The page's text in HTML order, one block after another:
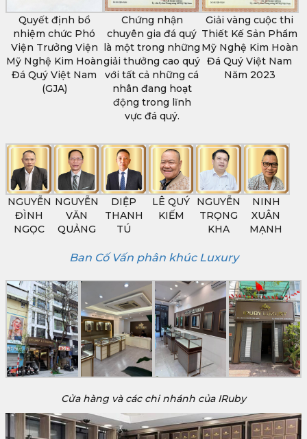
Quyết định bổ
nhiệm chức Phó
Viện Trưởng Viện
Mỹ Nghệ Kim Hoàn
Đá Quý Việt Nam
(GJA)
Chứng nhận
chuyên gia đá quý
là một trong những
giải thưởng cao quý
với tất cả những cá
nhân đang hoạt
động trong lĩnh
vực đá quý.
Giải vàng cuộc thi
Thiết Kế Sản Phẩm
Mỹ Nghệ Kim Hoàn
Đá Quý Việt Nam
Năm 2023
NGUYỄN
ĐÌNH
NGỌC
NGUYỄN
VĂN
QUẢNG
DIỆP
THANH
TÚ
LÊ QUÝ
KIẾM
NGUYỄN
TRỌNG
KHA
NINH
XUÂN
MẠNH
Ban Cố Vấn phân khúc Luxury
Cửa hàng và các chi nhánh của IRuby